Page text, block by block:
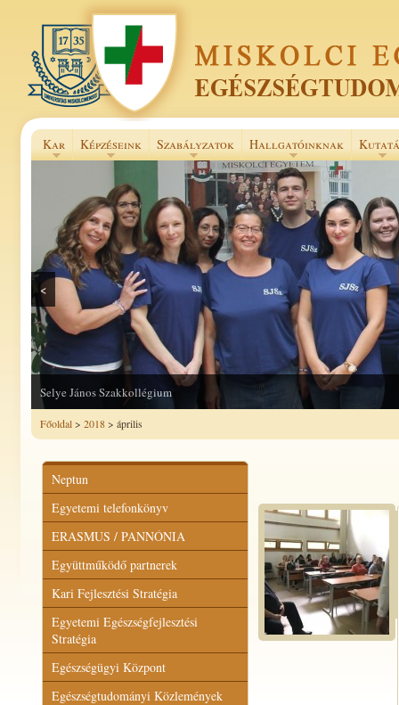
Kar Képzéseink Szabályzatok Hallgatóinknak
Selye János Szakkollégium
<
Főoldal> 2018> április
Neptun
Egyetemi telefonkönyv
ERASMUS / PANNÓNIA
Együttműködő partnerek
Kari Fejlesztési Stratégia
Egyetemi Egészségfejlesztési
Stratégia
Egészségügyi Központ
Egészségtudományi Közlemények